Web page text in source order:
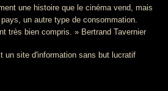
une histoire que le cinéma vend, mais
un autre type de consommation.
très bien compris. » Bertrand Tavernier
un site d'information sans but lucratif